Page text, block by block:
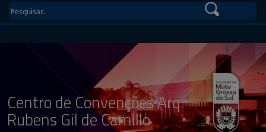
Centro de Convenções Arq.
Rubens Gil de Camillo